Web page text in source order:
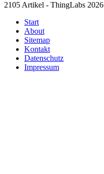
2105 Artikel - ThingLabs 2026
Start
About
Sitemap
Kontakt
Datenschutz
Impressum